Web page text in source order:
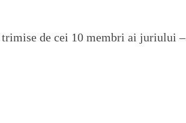
de cei 10 membri ai juriului –